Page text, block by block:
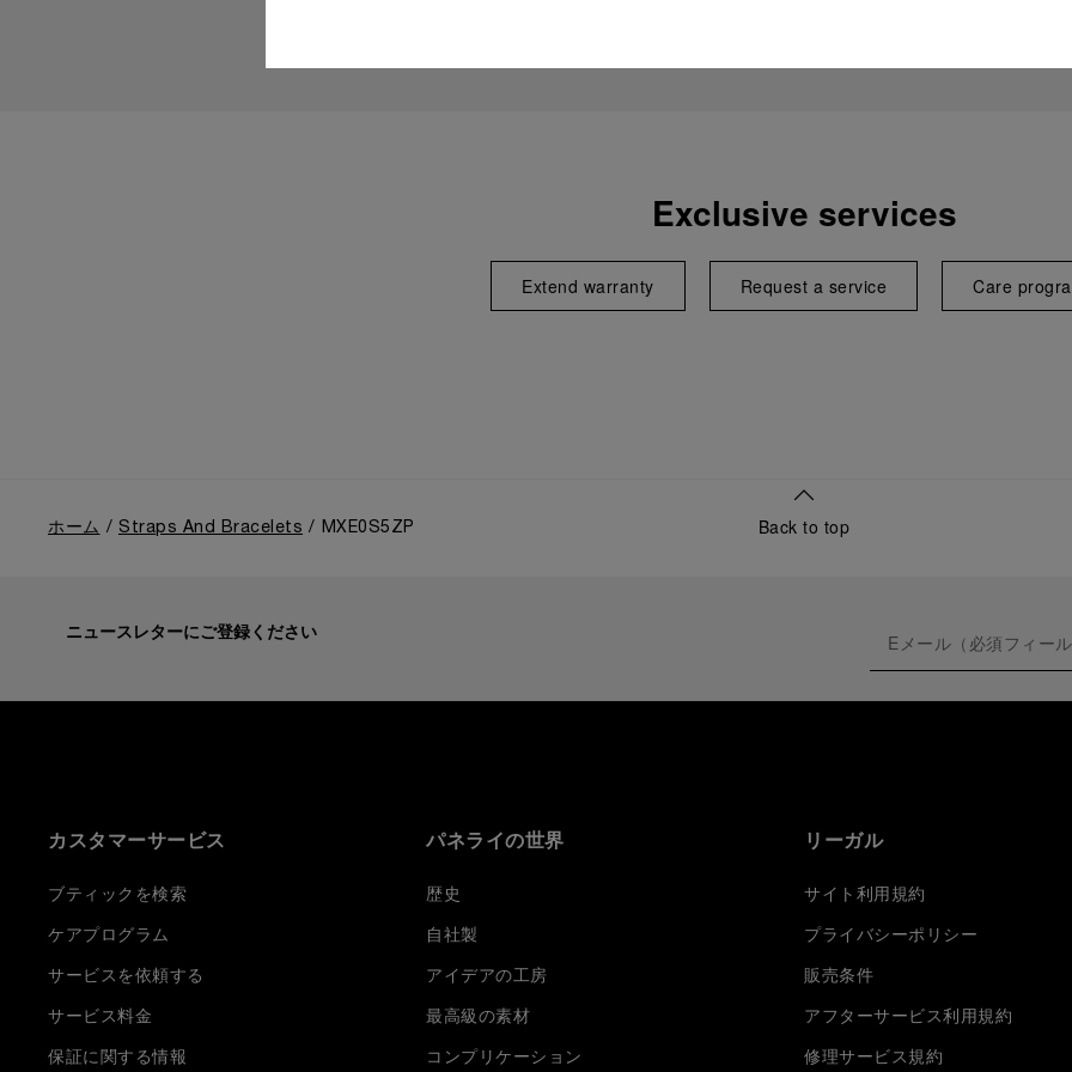
Exclusive services
Extend warranty Request a service Care
ホーム Straps And Bracelets MXE0S5ZP Back to top
ニュースレターにご登録ください
カスタマーサービス
ブティックを検索
ケアプログラム
サービスを依頼する
サービス料金
保証に関する情報
パネライの世界
歴史
自社製
アイデアの工房
最高級の素材
コンプリケーション
リーガル
サイト利用規約
プライバシーポリシー
販売条件
アフターサービス利用規約
修理サービス規約